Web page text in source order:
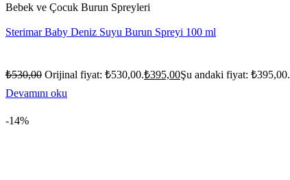
Bebek ve Çocuk Burun Spreyleri
Sterimar Baby Deniz Suyu Burun Spreyi 100 ml
₺530,00 Orijinal fiyat: ₺530,00.₺395,00Şu andaki fiyat: ₺395,00.
Devamını oku
-14%